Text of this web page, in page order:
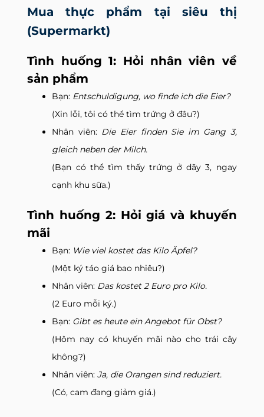
Mua thực phẩm tại siêu thị
(Supermarkt)
Tình huống 1: Hỏi nhân viên về
sản phẩm
Bạn: Entschuldigung, wo finde ich die Eier?
(Xin lỗi, tôi có thể tìm trứng ở đâu?)
Nhân viên: Die Eier finden Sie im Gang 3,
gleich neben der Milch.
(Bạn có thể tìm thấy trứng ở dãy 3, ngay
cạnh khu sữa.)
Tình huống 2: Hỏi giá và khuyến
mãi
Bạn: Wie viel kostet das Kilo Äpfel?
(Một ký táo giá bao nhiêu?)
Nhân viên: Das kostet 2 Euro pro Kilo.
(2 Euro mỗi ký.)
Bạn: Gibt es heute ein Angebot für Obst?
(Hôm nay có khuyến mãi nào cho trái cây
không?)
Nhân viên:Ja, die Orangen sind reduziert.
(Có, cam đang giảm giá.)